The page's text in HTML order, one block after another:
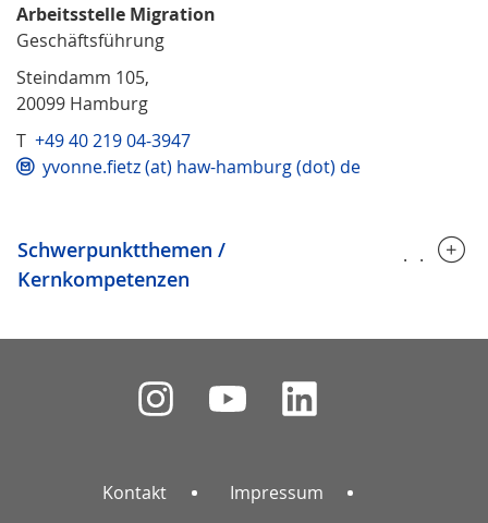
Arbeitsstelle Migration
Geschäftsführung
Steindamm 105,
20099 Hamburg
T +49 40 219 04-3947
yvonne.fietz (at) haw-hamburg (dot) de
Schwerpunktthemen /
Kernkompetenzen
Kontakt Impressum